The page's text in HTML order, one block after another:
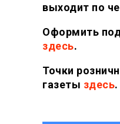
выходит по
Оформить
здесь.
Точки
газеты здесь.